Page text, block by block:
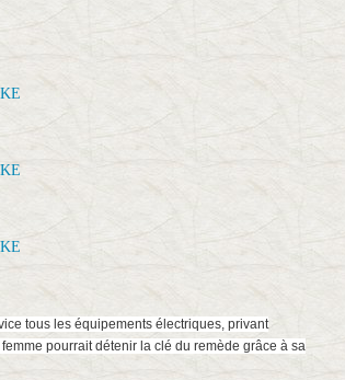
tous les équipements électriques, privant
pourrait détenir la clé du remède grâce à sa